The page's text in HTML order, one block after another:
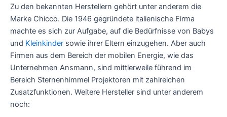
Zu den bekannten Herstellern gehört unter anderem die
Marke Chicco. Die 1946 gegründete italienische Firma
machte es sich zur Aufgabe, auf die Bedürfnisse von Babys
und Kleinkinder sowie ihrer Eltern einzugehen. Aber auch
Firmen aus dem Bereich der mobilen Energie, wie das
Unternehmen Ansmann, sind mittlerweile führend im
Bereich Sternenhimmel Projektoren mit zahlreichen
Zusatzfunktionen. Weitere Hersteller sind unter anderem
noch: